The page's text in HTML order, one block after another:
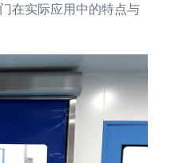
在实际应用中的特点与